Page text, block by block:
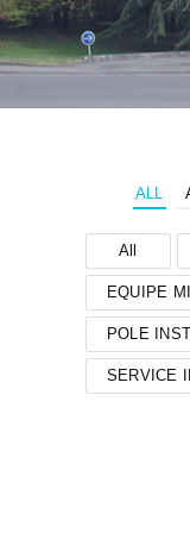
ALL
All
EQUIPE
POLE
SERVICE